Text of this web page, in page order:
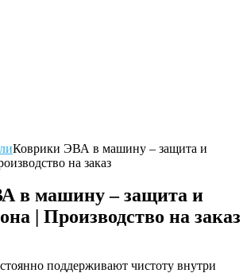
Коврики ЭВА в машину – защита и
на заказ
в машину – защита и
| Производство на заказ
поддерживают чистоту внутри